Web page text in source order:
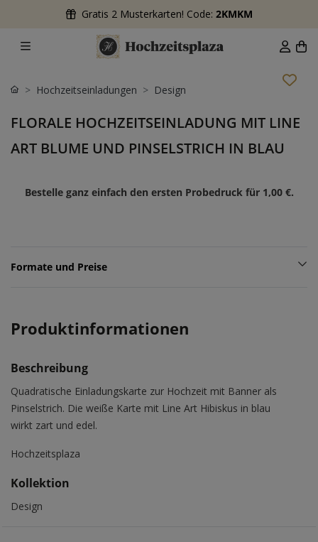
Gratis 2 Musterkarten! Code: 2KMKM
Hochzeitseinladungen Design
FLORALE HOCHZEITSEINLADUNG MIT LINE
ART BLUME UND PINSELSTRICH IN BLAU
Bestelle ganz einfach den ersten Probedruck für 1,00 €.
Formate und Preise
Produktinformationen
Beschreibung
Quadratische Einladungskarte zur Hochzeit mit Banner als
Pinselstrich. Die weiße Karte mit Line Art Hibiskus in blau
wirkt zart und edel.
Hochzeitsplaza
Kollektion
Design